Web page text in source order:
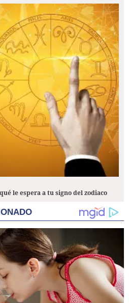
le espera a tu signo del zodiaco